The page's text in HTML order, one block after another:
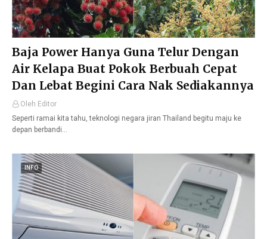
Baja Power Hanya Guna Telur Dengan
Air Kelapa Buat Pokok Berbuah Cepat
Dan Lebat Begini Cara Nak Sediakannya
Oleh Editor
Seperti ramai kita tahu, teknologi negara jiran Thailand begitu maju ke
depan berbandi…
INFO